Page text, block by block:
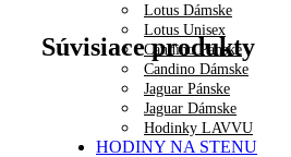
Lotus Dámske
Lotus Unisex
Candino Pánske
Candino Dámske
Jaguar Pánske
Jaguar Dámske
Hodinky LAVVU
HODINY NA STENU
Súvisiace produkty